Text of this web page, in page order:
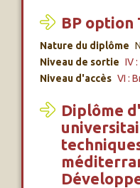
BP option
Nature du diplôme
Niveau de sortie IV
Niveau d'accès VI :
Diplôme